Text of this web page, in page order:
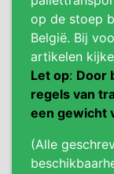
op de stoep
België. Bij
artikelen
Let op: Door
regels van
een gewicht
(Alle